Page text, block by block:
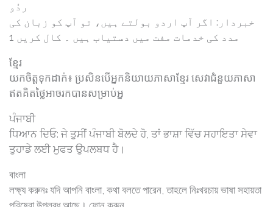
ردُو
خبردار: اگر آپ اردو بولتے ہیں، تو آپ کو زبان کی
مدد کی خدمات مفت میں دستیاب ہیں ۔ کال کریں 1
ខ្មែរ
យកចិត្តទុកដាក់៖ ប្រសិនបើអ្នកនិយាយភាសាខ្មែរ សេវាជំនួយភាសា
ឥតគិតថ្លៃអាចរកបានសម្រាប់អ្ន
ਪੰਜਾਬੀ
ਧਿਆਨ ਦਿਓ: ਜੇ ਤੁਸੀਂ ਪੰਜਾਬੀ ਬੋਲਦੇ ਹੋ, ਤਾਂ ਭਾਸ਼ਾ ਵਿੱਚ ਸਹਾਇਤਾ ਸੇਵਾ
ਤੁਹਾਡੇ ਲਈ ਮੁਫਤ ਉਪਲਬਧ ਹੈ।
বাংলা
লক্ষ্য করুনঃ যদি আপনি বাংলা, কথা বলতে পারেন, তাহলে নিঃখরচায় ভাষা সহায়তা